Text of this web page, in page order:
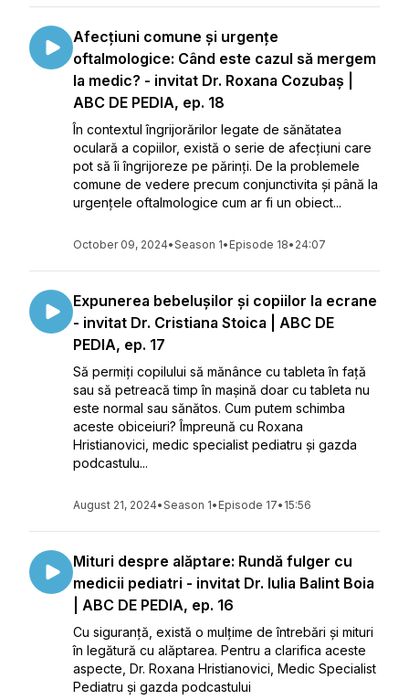
Afecțiuni comune și urgențe
oftalmologice: Când este cazul să mergem
la medic? - invitat Dr. Roxana Cozubaș |
ABC DE PEDIA, ep. 18
În contextul îngrijorărilor legate de sănătatea
oculară a copiilor, există o serie de afecțiuni care
pot să îi îngrijoreze pe părinți. De la problemele
comune de vedere precum conjunctivita și până la
urgențele oftalmologice cum ar fi un obiect...
October 09, 2024•Season 1• Episode 18• 24:07
Expunerea bebelușilor și copiilor la ecrane
- invitat Dr. Cristiana Stoica | ABC DE
PEDIA, ep. 17
Să permiți copilului să mănânce cu tableta în față
sau să petreacă timp în mașină doar cu tableta nu
este normal sau sănătos. Cum putem schimba
aceste obiceiuri? Împreună cu Roxana
Hristianovici, medic specialist pediatru și gazda
podcastulu...
August 21, 2024•Season 1• Episode 17• 15:56
Mituri despre alăptare: Rundă fulger cu
medicii pediatri - invitat Dr. Iulia Balint Boia
| ABC DE PEDIA, ep. 16
Cu siguranță, există o mulțime de întrebări și mituri
în legătură cu alăptarea. Pentru a clarifica aceste
aspecte, Dr. Roxana Hristianovici, Medic Specialist
Pediatru și gazda podcastului